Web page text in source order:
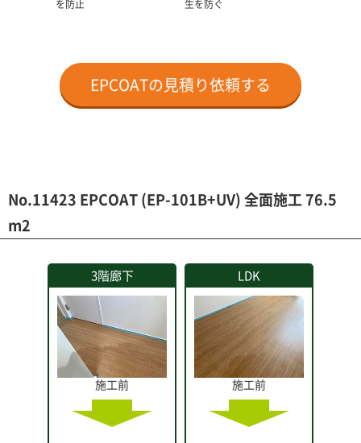
を防止 生を防ぐ
EPCOATの見積り依頼する
No.11423 EPCOAT (EP-101B+UV) 全面施工 76.5
m2
3階廊下
施工前
LDK
施工前